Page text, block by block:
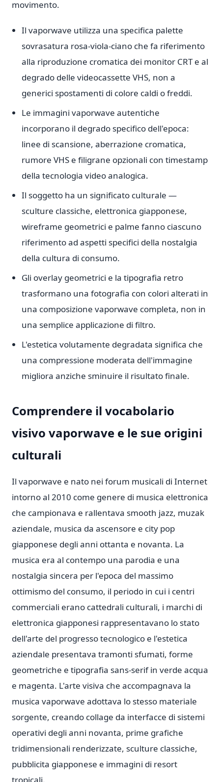
movimento.
Il vaporwave utilizza una specifica palette
sovrasatura rosa-viola-ciano che fa riferimento
alla riproduzione cromatica dei monitor CRT e al
degrado delle videocassette VHS, non a
generici spostamenti di colore caldi o freddi.
Le immagini vaporwave autentiche
incorporano il degrado specifico dell'epoca:
linee di scansione, aberrazione cromatica,
rumore VHS e filigrane opzionali con timestamp
della tecnologia video analogica.
Il soggetto ha un significato culturale —
sculture classiche, elettronica giapponese,
wireframe geometrici e palme fanno ciascuno
riferimento ad aspetti specifici della nostalgia
della cultura di consumo.
Gli overlay geometrici e la tipografia retro
trasformano una fotografia con colori alterati in
una composizione vaporwave completa, non in
una semplice applicazione di filtro.
L'estetica volutamente degradata significa che
una compressione moderata dell'immagine
migliora anziche sminuire il risultato finale.
Comprendere il vocabolario
visivo vaporwave e le sue origini
culturali
Il vaporwave e nato nei forum musicali di Internet
intorno al 2010 come genere di musica elettronica
che campionava e rallentava smooth jazz, muzak
aziendale, musica da ascensore e city pop
giapponese degli anni ottanta e novanta. La
musica era al contempo una parodia e una
nostalgia sincera per l'epoca del massimo
ottimismo del consumo, il periodo in cui i centri
commerciali erano cattedrali culturali, i marchi di
elettronica giapponesi rappresentavano lo stato
dell'arte del progresso tecnologico e l'estetica
aziendale presentava tramonti sfumati, forme
geometriche e tipografia sans-serif in verde acqua
e magenta. L'arte visiva che accompagnava la
musica vaporwave adottava lo stesso materiale
sorgente, creando collage da interfacce di sistemi
operativi degli anni novanta, prime grafiche
tridimensionali renderizzate, sculture classiche,
pubblicita giapponese e immagini di resort